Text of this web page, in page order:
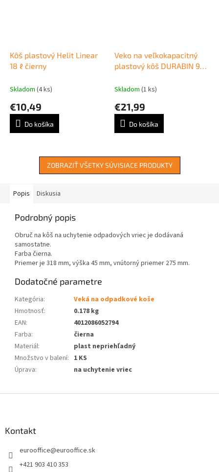
Kôš plastový Helit Linear
18 ℓ čierny
Skladom (4 ks)
€10,49
Do košíka
Veko na veľkokapacitný
plastový kôš DURABIN 90
Skladom (1 ks)
€21,99
Do košíka
ZOBRAZIŤ VŠETKY SÚVISIACE PRODUKTY
Popis Diskusia
Podrobný popis
Obruč na kôš na uchytenie odpadových vriec je dodávaná
samostatne.
Farba čierna.
Priemer je 318 mm, výška 45 mm, vnútorný priemer 275 mm.
Dodatočné parametre
Kategória:
Veká na odpadkové koše
Hmotnosť:
0.178 kg
EAN:
4012086052794
Farba:
čierna
Materiál:
plast nepriehľadný
Množstvo v balení: 1 KS
Úprava: na uchytenie vriec
Kontakt
eurooffice@eurooffice.sk
+421 903 410 353